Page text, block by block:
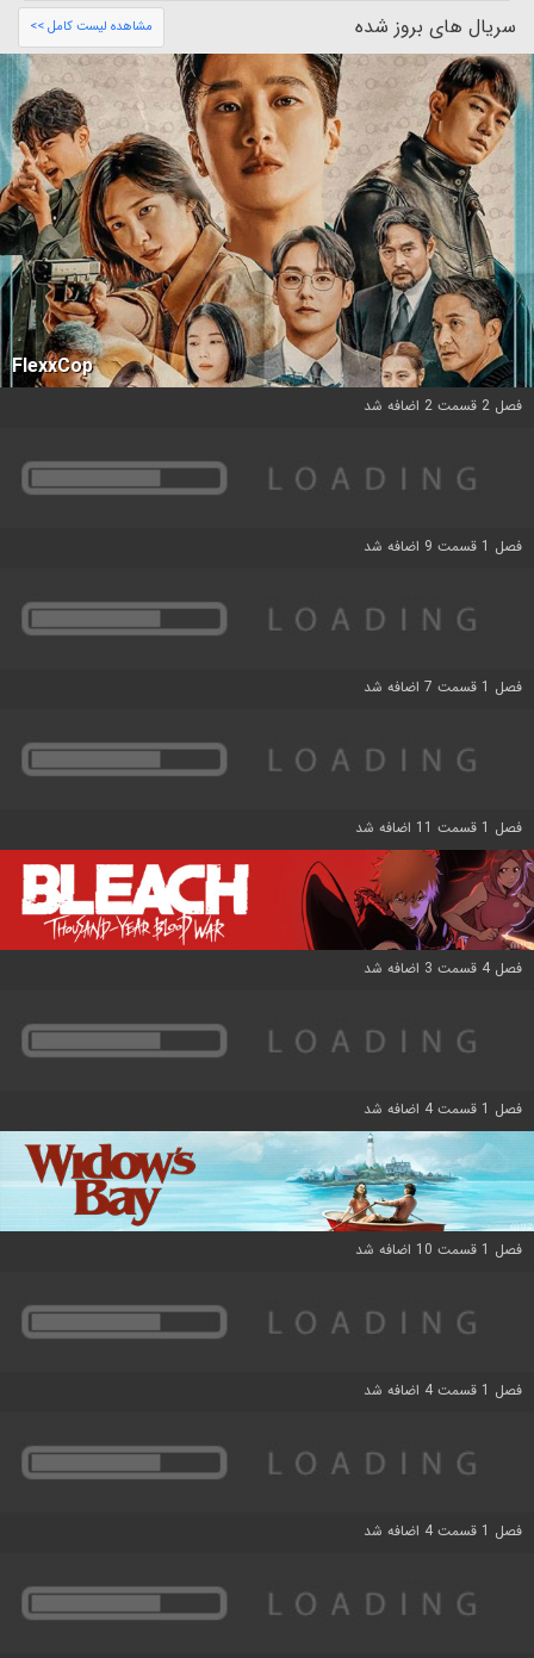
سریال های بروز شده مشاهده لیست کامل >>
FlexxCop
فصل 2 قسمت 2 اضافه شد
فصل 1 قسمت 9 اضافه شد
فصل 1 قسمت 7 اضافه شد
فصل 1 قسمت 11 اضافه شد
فصل 4 قسمت 3 اضافه شد
فصل 1 قسمت 4 اضافه شد
فصل 1 قسمت 10 اضافه شد
فصل 1 قسمت 4 اضافه شد
فصل 1 قسمت 4 اضافه شد